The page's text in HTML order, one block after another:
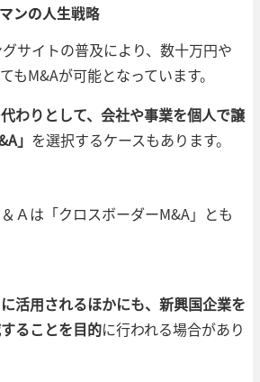
ンの人生戦略
サイトの普及により、数十万円や
もM&Aが可能となっています。
わりとして、会社や事業を個人で譲
」 を選択するケースもあります。
Ａは「クロスボーダーM&A」とも
活用されるほかにも、新興国企業を
ることを目的に行われる場合があり